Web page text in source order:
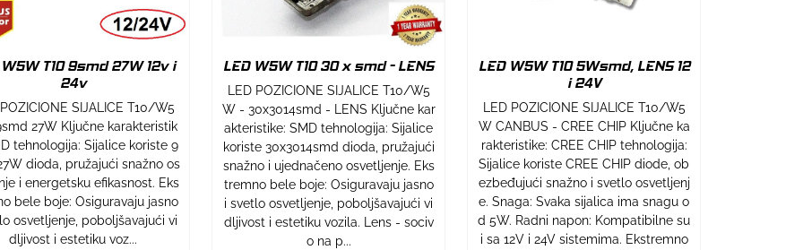
T10 9smd 27W 12v i
24v
SIJALICE T10/W5
27W Ključne karakteristik
tehnologija: Sijalice koriste 9
dioda, pružajući snažno os
i energetsku efikasnost. Eks
bele boje: Osiguravaju jasno
osvetljenje, poboljšavajući vi
dljivost i estetiku voz...
LED W5W T10 30 x smd - LENS
LED POZICIONE SIJALICE T10/W5
W - 30x3014smd - LENS Ključne kar
akteristike: SMD tehnologija: Sijalice
koriste 30x3014smd dioda, pružajući
snažno i ujednačeno osvetljenje. Eks
tremno bele boje: Osiguravaju jasno
i svetlo osvetljenje, poboljšavajući vi
dljivost i estetiku vozila. Lens - sociv
o na p...
LED W5W T10 5Wsmd, LENS 12
i 24V
LED POZICIONE SIJALICE T10/W5
W CANBUS - CREE CHIP Ključne ka
rakteristike: CREE CHIP tehnologija:
Sijalice koriste CREE CHIP diode, ob
ezbeđujući snažno i svetlo osvetljenj
e. Snaga: Svaka sijalica ima snagu o
d 5W. Radni napon: Kompatibilne su
i sa 12V i 24V sistemima. Ekstremno